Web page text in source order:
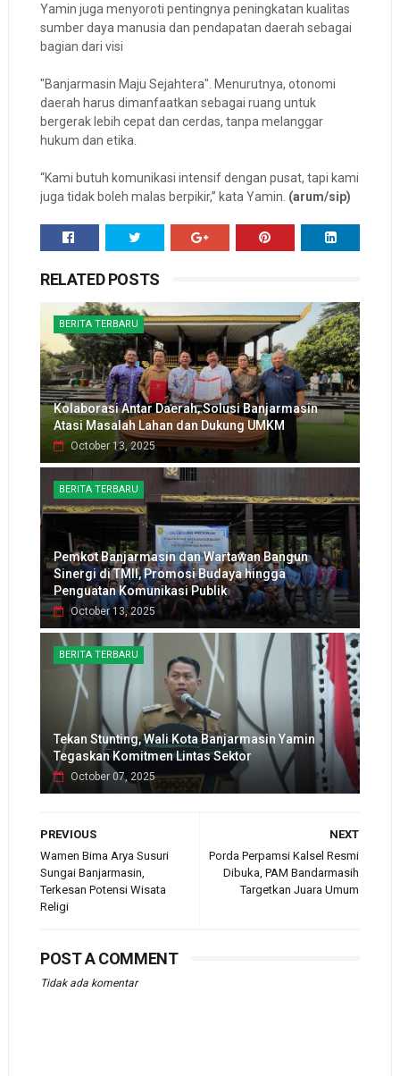
Yamin juga menyoroti pentingnya peningkatan kualitas
sumber daya manusia dan pendapatan daerah sebagai
bagian dari visi
"Banjarmasin Maju Sejahtera". Menurutnya, otonomi
daerah harus dimanfaatkan sebagai ruang untuk
bergerak lebih cepat dan cerdas, tanpa melanggar
hukum dan etika.
“Kami butuh komunikasi intensif dengan pusat, tapi kami
juga tidak boleh malas berpikir,” kata Yamin. (arum/sip)
RELATED POSTS
BERITA TERBARU
Kolaborasi Antar Daerah, Solusi Banjarmasin
Atasi Masalah Lahan dan Dukung UMKM
October 13, 2025
BERITA TERBARU
Pemkot Banjarmasin dan Wartawan Bangun
Sinergi di TMII, Promosi Budaya hingga
Penguatan Komunikasi Publik
October 13, 2025
BERITA TERBARU
Tekan Stunting, Wali Kota Banjarmasin Yamin
Tegaskan Komitmen Lintas Sektor
October 07, 2025
NEXT
Porda Perpamsi Kalsel Resmi
Dibuka, PAM Bandarmasih
Targetkan Juara Umum
PREVIOUS
Wamen Bima Arya Susuri
Sungai Banjarmasin,
Terkesan Potensi Wisata
Religi
POST A COMMENT
Tidak ada komentar